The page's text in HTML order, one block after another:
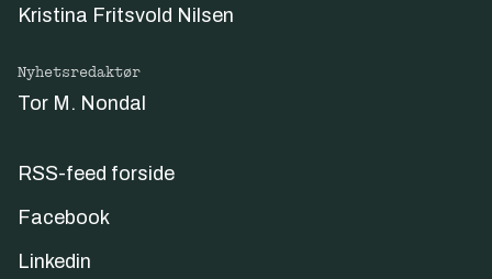
Kristina Fritsvold Nilsen
Nyhetsredaktør
Tor M. Nondal
RSS-feed forside
Facebook
Linkedin